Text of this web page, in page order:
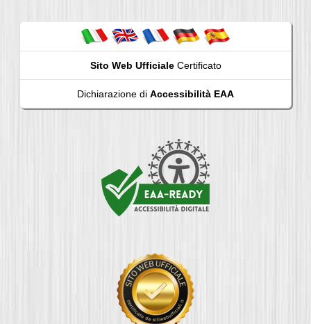
Sito Web UfficialeCertificato
Dichiarazione di Accessibilità EAA